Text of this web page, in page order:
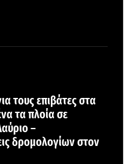
τους επιβάτες στα
τα πλοία σε
–
δρομολογίων στον